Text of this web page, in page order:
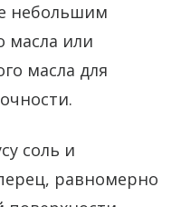
небольшим
масла или
масла для
соль и
равномерно